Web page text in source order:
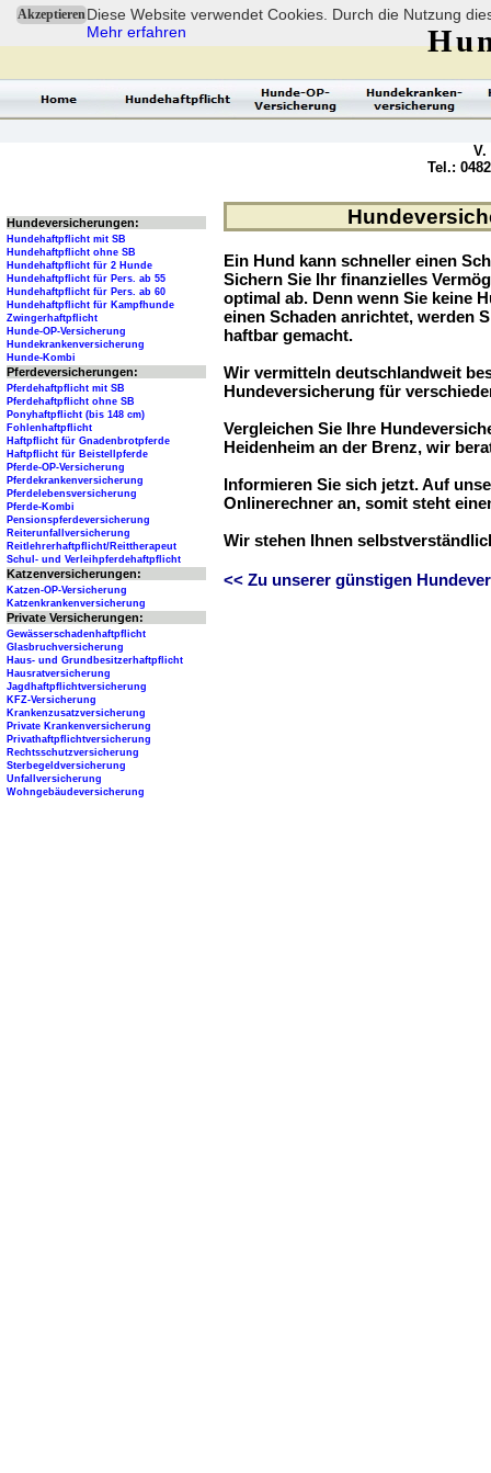
AkzeptierenDiese Website verwendet Cookies. Durch die Nutzung
Mehr erfahren
Ein Hund kann schneller einen
Sichern Sie Ihr finanzielles
optimal ab. Denn wenn Sie keine
einen Schaden anrichtet, werden
haftbar gemacht.
Wir vermitteln deutschlandweit
Hundeversicherung für
Vergleichen Sie Ihre
Heidenheim an der Brenz, wir
Informieren Sie sich jetzt. Auf
Onlinerechner an, somit steht
Wir stehen Ihnen
<< Zu unserer günstigen
V.
Tel.:
Hundeversicherungen:
Hundehaftpflicht mit SB
Hundehaftpflicht ohne SB
Hundehaftpflicht für 2 Hunde
Hundehaftpflicht für Pers. ab 55
Hundehaftpflicht für Pers. ab 60
Hundehaftpflicht für Kampfhunde
Zwingerhaftpflicht
Hunde-OP-Versicherung
Hundekrankenversicherung
Hunde-Kombi
Pferdeversicherungen:
Pferdehaftpflicht mit SB
Pferdehaftpflicht ohne SB
Ponyhaftpflicht (bis 148 cm)
Fohlenhaftpflicht
Haftpflicht für Gnadenbrotpferde
Haftpflicht für Beistellpferde
Pferde-OP-Versicherung
Pferdekrankenversicherung
Pferdelebensversicherung
Pferde-Kombi
Pensionspferdeversicherung
Reiterunfallversicherung
Reitlehrerhaftpflicht/Reittherapeut
Schul- und Verleihpferdehaftpflicht
Katzenversicherungen:
Katzen-OP-Versicherung
Katzenkrankenversicherung
Private Versicherungen:
Gewässerschadenhaftpflicht
Glasbruchversicherung
Haus- und Grundbesitzerhaftpflicht
Hausratversicherung
Jagdhaftpflichtversicherung
KFZ-Versicherung
Krankenzusatzversicherung
Private Krankenversicherung
Privathaftpflichtversicherung
Rechtsschutzversicherung
Sterbegeldversicherung
Unfallversicherung
Wohngebäudeversicherung